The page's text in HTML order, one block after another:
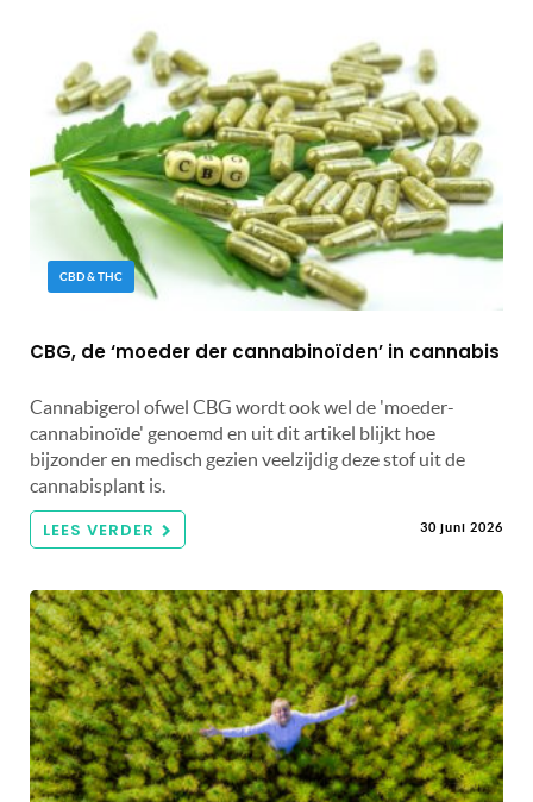
CBD & THC
CBG, de ‘moeder der cannabinoïden’ in cannabis
Cannabigerol ofwel CBG wordt ook wel de 'moeder-
cannabinoïde' genoemd en uit dit artikel blijkt hoe
bijzonder en medisch gezien veelzijdig deze stof uit de
cannabisplant is.
LEES VERDER 30 juni 2026